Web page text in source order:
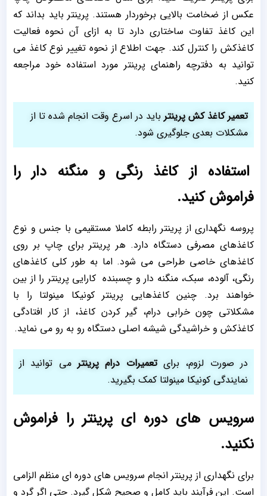
عکس از ضخامت بالایی برخوردار هستند. پرینتر باید بداند که
این کاغذ تفاوت ساختاری دارد تا به ازای آن نحوه فعالیت
کاغذکش را کنترل کند. جهت اطلاع از نحوه تغییر نوع کاغذ می
توانید به دفترچه راهنمای پرینتر مورد استفاده خود مراجعه
کنید.
تعمیر کاغذ کش پرینترباید در اسرع وقت انجام شده تا از
مشکلات بعدی جلوگیری شود.
استفاده از کاغذ رنگی و منگنه دار را
فراموش کنید.
پروسه نگهداری از پرینتر رابطه کاملا مستقیمی با جنس و نوع
کاغذهای مصرفی دستگاه دارد. هر پرینتر برای چاپ بر روی
کاغذهای خاصی طراحی می شود. اما به طور کلی کاغذهای
رنگی، آلوده، سبک، منگنه دار و چسبنده کارایی پرینتر را از بین
خواهند برد. چنین کاغذهایی پرینتر کونیکا مینولتا را با
مشکلاتی چون خرابی درام، گیر کردن کاغذ، از کار افتادگی
کاغذکش و خراشیدگی شیشه اصلی دستگاه رو به رو می نماید.
در صورت لزوم، برایتعمیرات درام پرینترمی توانید از
نمایندگی کونیکا مینولتا کمک بگیرید.
سرویس های دوره ای پرینتر را فراموش
نکنید.
برای نگهداری از پرینتر انجام سرویس های دوره ای منظم الزامی
است. این فرآیند باید کامل و صحیح شکل گیرد. حتی اگر گرد و